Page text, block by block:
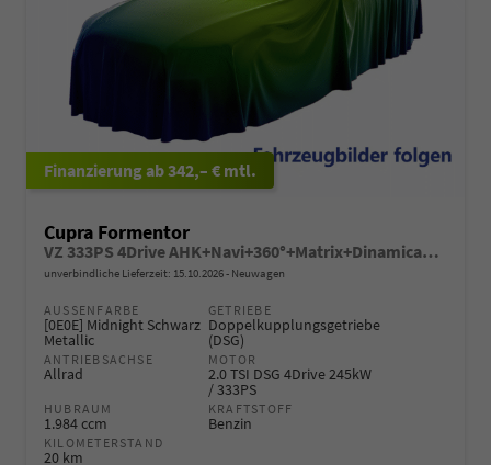
ab 342,– € mtl.
Cupra Formentor
VZ 333PS 4Drive AHK+Navi+360°+Matrix+Dinamica+GV5+Parklenk+Alarm+Keyless
unverbindliche Lieferzeit: 15.10.2026 Neuwagen
AUSSENFARBE
[0E0E] Midnight Schwarz
Metallic
GETRIEBE
Doppelkupplungsgetriebe
(DSG)
ANTRIEBSACHSE
Allrad
MOTOR
2.0 TSI DSG 4Drive 245kW
/ 333PS
HUBRAUM
1.984 ccm
KRAFTSTOFF
Benzin
KILOMETERSTAND
20 km